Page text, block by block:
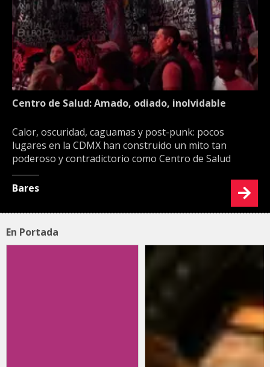
Centro de Salud: Amado, odiado, inolvidable
Calor, oscuridad, caguamas y post-punk: pocos
lugares en la CDMX han construido un mito tan
poderoso y contradictorio como Centro de Salud
Bares
En Portada